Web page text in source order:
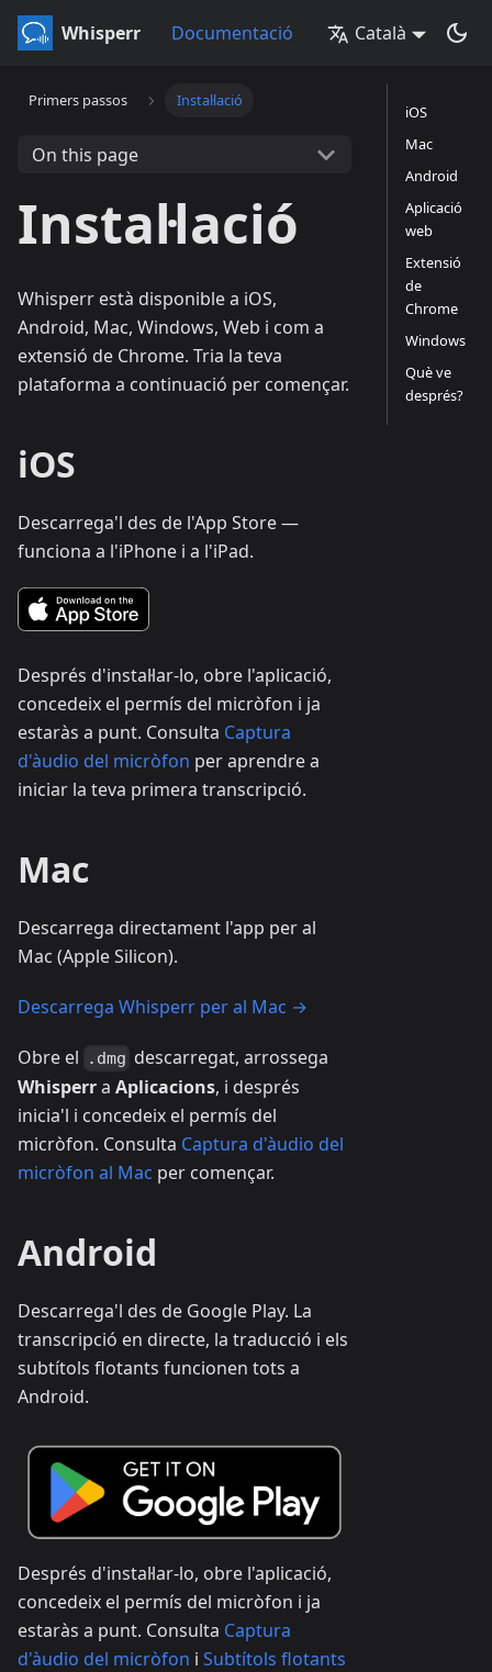
Whisperr Documentació Català
Primers passos Instal·lació
On this page
Instal·lació
Whisperr està disponible a iOS,
Android, Mac, Windows, Web i com a
extensió de Chrome. Tria la teva
plataforma a continuació per començar.
iOS
Descarrega'l des de l'App Store —
funciona a l'iPhone i a l'iPad.
Després d'instal·lar-lo, obre l'aplicació,
concedeix el permís del micròfon i ja
estaràs a punt. Consulta Captura
d'àudio del micròfon per aprendre a
iniciar la teva primera transcripció.
Mac
Descarrega directament l'app per al
Mac (Apple Silicon).
Descarrega Whisperr per al Mac →
Obre el .dmg descarregat, arrossega
Whisperra Aplicacions, i després
inicia'l i concedeix el permís del
micròfon. Consulta Captura d'àudio del
micròfon al Mac per començar.
Android
Descarrega'l des de Google Play. La
transcripció en directe, la traducció i els
subtítols flotants funcionen tots a
Android.
Després d'instal·lar-lo, obre l'aplicació,
concedeix el permís del micròfon i ja
estaràs a punt. Consulta Captura
d'àudio del micròfon i Subtítols flotants
iOS
Mac
Android
Aplicació
web
Extensió
de
Chrome
Windows
Què ve
després?